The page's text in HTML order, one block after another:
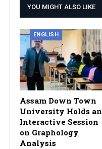
YOU MIGHT ALSO LIKE
ENGLISH
Assam Down Town
University Holds an
Interactive Session
on Graphology
Analysis